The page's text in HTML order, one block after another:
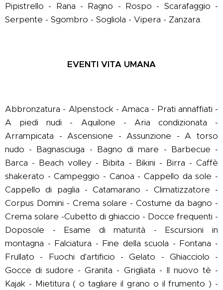
Pipistrello - Rana - Ragno - Rospo - Scarafaggio -
Serpente - Sgombro - Sogliola - Vipera - Zanzara.
EVENTI VITA UMANA
Abbronzatura - Alpenstock - Amaca - Prati annaffiati -
A piedi nudi - Aquilone - Aria condizionata -
Arrampicata - Ascensione - Assunzione - A torso
nudo - Bagnasciuga - Bagno di mare - Barbecue -
Barca - Beach volley - Bibita - Bikini - Birra - Caffè
shakerato - Campeggio - Canoa - Cappello da sole -
Cappello di paglia - Catamarano - Climatizzatore -
Corpus Domini - Crema solare - Costume da bagno -
Crema solare -Cubetto di ghiaccio - Docce frequenti -
Doposole - Esame di maturità - Escursioni in
montagna - Falciatura - Fine della scuola - Fontana -
Frullato - Fuochi d'artificio - Gelato - Ghiacciolo -
Gocce di sudore - Granita - Grigliata - Il nuovo tè -
Kajak - Mietitura ( o tagliare il grano o il frumento ) -